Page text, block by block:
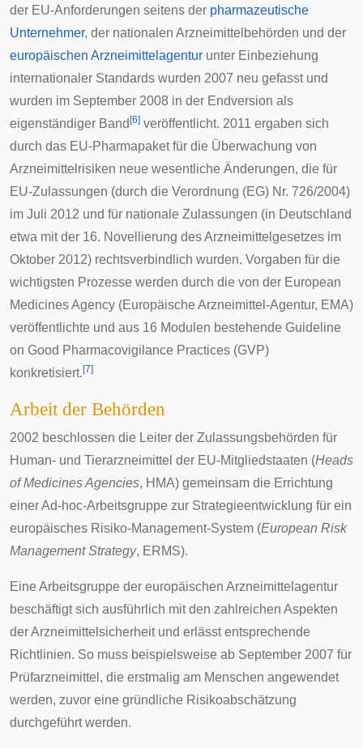
der EU-Anforderungen seitens der pharmazeutische
Unternehmer, der nationalen Arzneimittelbehörden und der
europäischen Arzneimittelagentur unter Einbeziehung
internationaler Standards wurden 2007 neu gefasst und
wurden im September 2008 in der Endversion als
eigenständiger Band [6] veröffentlicht. 2011 ergaben sich
durch das EU-Pharmapaketfür die Überwachung von
Arzneimittelrisiken neue wesentliche Änderungen, die für
EU-Zulassungen (durch die Verordnung (EG) Nr. 726/2004)
im Juli 2012 und für nationale Zulassungen (in Deutschland
etwa mit der 16. Novellierung des Arzneimittelgesetzes im
Oktober 2012) rechtsverbindlich wurden. Vorgaben für die
wichtigsten Prozesse werden durch die von der European
Medicines Agency (Europäische Arzneimittel-Agentur, EMA)
veröffentlichte und aus 16 Modulen bestehende Guideline
on Good Pharmacovigilance Practices (GVP)
konkretisiert. [7]
Arbeit der Behörden
2002 beschlossen die Leiter der Zulassungsbehörden für
Human- und Tierarzneimittel der EU-Mitgliedstaaten (Heads
of Medicines Agencies, HMA) gemeinsam die Errichtung
einerAd-hoc-Arbeitsgruppe zur Strategieentwicklung für ein
europäisches Risiko-Management-System (European Risk
Management Strategy, ERMS).
Eine Arbeitsgruppe der europäischen Arzneimittelagentur
beschäftigt sich ausführlich mit den zahlreichen Aspekten
der Arzneimittelsicherheit und erlässt entsprechende
Richtlinien. So muss beispielsweise ab September 2007 für
Prüfarzneimittel, die erstmalig am Menschen angewendet
werden, zuvor eine gründliche Risikoabschätzung
durchgeführt werden.